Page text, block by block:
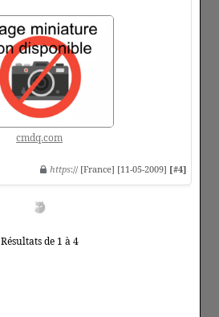
cmdq.com
https:// [France] [11-05-2009] [#4]
Résultats de 1 à 4